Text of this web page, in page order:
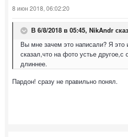
8 июн 2018, 06:02:20
В 6/8/2018 в 05:45, NikAndr
Вы мне зачем это написали? Я это
сказал,что на фото устье другое,с
длиннее.
Пардон! сразу не правильно понял.